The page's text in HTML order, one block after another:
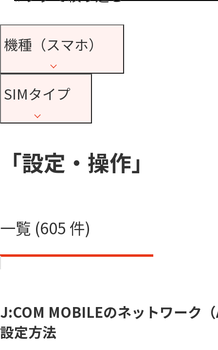
機種（スマホ）
SIMタイプ
「設定・操作」
一覧 (605 件)
J:COM MOBILEのネットワーク
設定方法